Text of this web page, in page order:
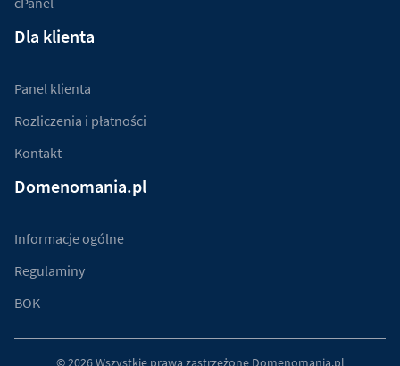
Dla klienta
Panel klienta
Rozliczenia i płatności
Kontakt
Domenomania.pl
Informacje ogólne
Regulaminy
BOK